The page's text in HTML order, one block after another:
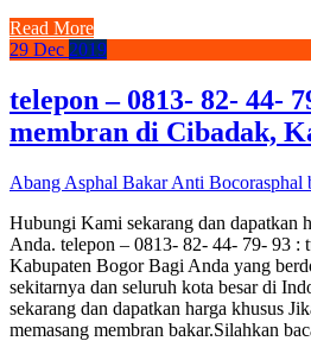
Read More
29 Dec 2019
telepon – 0813- 82- 44-
membran di Cibadak,
Abang Asphal Bakar Anti Bocorasphal
Hubungi Kami sekarang dan dapatkan
Anda. telepon – 0813- 82- 44- 79- 93 :
Kabupaten Bogor Bagi Anda yang
sekitarnya dan seluruh kota besar di
sekarang dan dapatkan harga khusus
memasang membran bakar.Silahkan